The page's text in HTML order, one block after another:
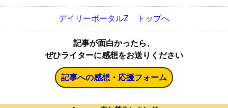
デイリーポータルZ トップへ
記事が面白かったら、
ぜひライターに感想をお送りください
記事への感想・応援フォーム